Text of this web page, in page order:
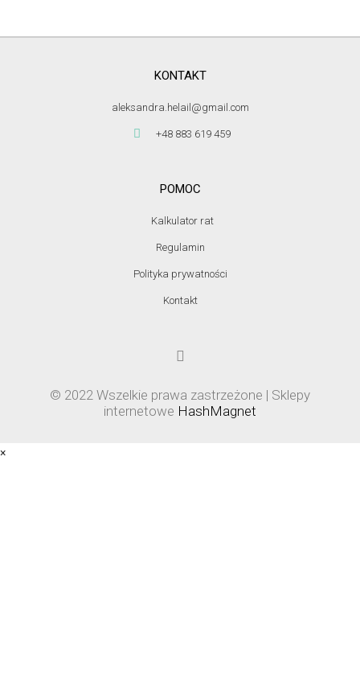
KONTAKT
aleksandra.helail@gmail.com
+48 883 619 459
POMOC
Kalkulator rat
Regulamin
Polityka prywatności
Kontakt
© 2022 Wszelkie prawa zastrzeżone | Sklepy
internetowe HashMagnet
×